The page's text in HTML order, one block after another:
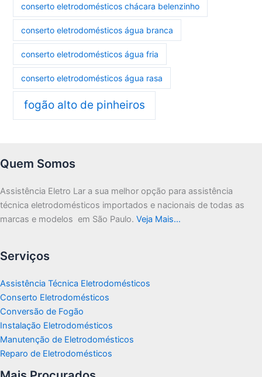
conserto eletrodomésticos chácara belenzinho
conserto eletrodomésticos água branca
conserto eletrodomésticos água fria
conserto eletrodomésticos água rasa
fogão alto de pinheiros
Quem Somos
Assistência Eletro Lar a sua melhor opção para assistência
técnica eletrodomésticos importados e nacionais de todas as
marcas e modelos em São Paulo. Veja Mais…
Serviços
Assistência Técnica Eletrodomésticos
Conserto Eletrodomésticos
Conversão de Fogão
Instalação Eletrodomésticos
Manutenção de Eletrodomésticos
Reparo de Eletrodomésticos